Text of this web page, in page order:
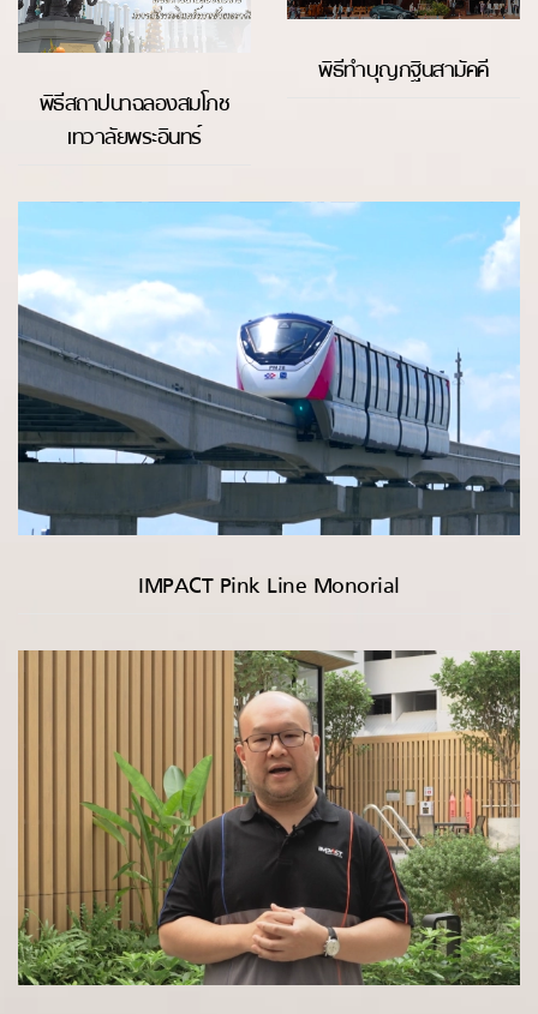
พิธีสถาปนาฉลองสมโภช
เทวาลัยพระอินทร์
พิธีทำบุญกฐินสามัคคี
IMPACT Pink Line Monorial